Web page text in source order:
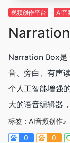
视频创作平台 AI音
Narration Box是
音、旁白、有声
个人工智能增强
大的语音编辑器
标签： AI音频创作
0
0